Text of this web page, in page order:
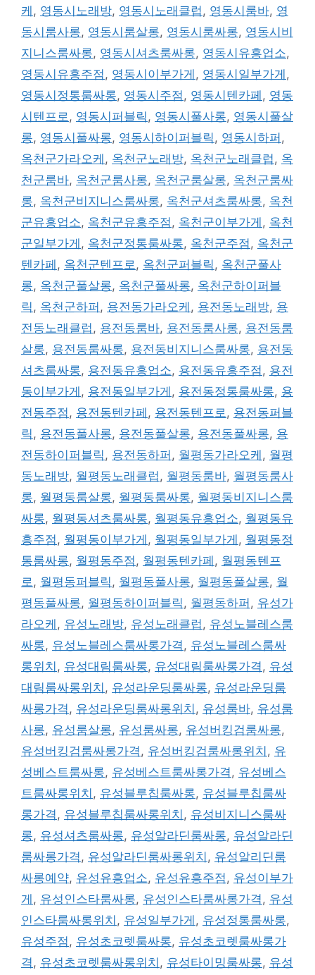
케 , 영동시노래방, 영동시노래클럽 , 영동시룸바, 영
동시룸사롱, 영동시룸살롱, 영동시룸싸롱, 영동시비
지니스룸싸롱, 영동시셔츠룸싸롱, 영동시유흥업소,
영동시유흥주점 , 영동시이부가게 , 영동시일부가게 ,
영동시정통룸싸롱, 영동시주점 , 영동시텐카페 , 영동
시텐프로 , 영동시퍼블릭 , 영동시풀사롱, 영동시풀살
롱, 영동시풀싸롱, 영동시하이퍼블릭 , 영동시하퍼 ,
옥천군가라오케 , 옥천군노래방, 옥천군노래클럽 , 옥
천군룸바, 옥천군룸사롱, 옥천군룸살롱, 옥천군룸싸
롱, 옥천군비지니스룸싸롱, 옥천군셔츠룸싸롱, 옥천
군유흥업소, 옥천군유흥주점 , 옥천군이부가게 , 옥천
군일부가게 , 옥천군정통룸싸롱, 옥천군주점 , 옥천군
텐카페 , 옥천군텐프로 , 옥천군퍼블릭 , 옥천군풀사
롱, 옥천군풀살롱, 옥천군풀싸롱, 옥천군하이퍼블
릭 , 옥천군하퍼 , 용전동가라오케 , 용전동노래방, 용
전동노래클럽 , 용전동룸바, 용전동룸사롱, 용전동룸
살롱, 용전동룸싸롱, 용전동비지니스룸싸롱, 용전동
셔츠룸싸롱, 용전동유흥업소, 용전동유흥주점 , 용전
동이부가게 , 용전동일부가게 , 용전동정통룸싸롱, 용
전동주점 , 용전동텐카페 , 용전동텐프로 , 용전동퍼블
릭 , 용전동풀사롱, 용전동풀살롱, 용전동풀싸롱, 용
전동하이퍼블릭 , 용전동하퍼 , 월평동가라오케 , 월평
동노래방, 월평동노래클럽 , 월평동룸바, 월평동룸사
롱, 월평동룸살롱, 월평동룸싸롱, 월평동비지니스룸
싸롱, 월평동셔츠룸싸롱, 월평동유흥업소, 월평동유
흥주점 , 월평동이부가게 , 월평동일부가게 , 월평동정
통룸싸롱, 월평동주점 , 월평동텐카페 , 월평동텐프
로 , 월평동퍼블릭 , 월평동풀사롱, 월평동풀살롱, 월
평동풀싸롱, 월평동하이퍼블릭 , 월평동하퍼 , 유성가
라오케 , 유성노래방, 유성노래클럽 , 유성노블레스룸
싸롱, 유성노블레스룸싸롱가격 , 유성노블레스룸싸
롱위치 , 유성대림룸싸롱, 유성대림룸싸롱가격 , 유성
대림룸싸롱위치 , 유성라운딩룸싸롱, 유성라운딩룸
싸롱가격 , 유성라운딩룸싸롱위치 , 유성룸바, 유성룸
사롱, 유성룸살롱, 유성룸싸롱, 유성버킹검룸싸롱,
유성버킹검룸싸롱가격 , 유성버킹검룸싸롱위치 , 유
성베스트룸싸롱, 유성베스트룸싸롱가격 , 유성베스
트룸싸롱위치 , 유성블루칩룸싸롱, 유성블루칩룸싸
롱가격 , 유성블루칩룸싸롱위치 , 유성비지니스룸싸
롱, 유성셔츠룸싸롱, 유성알라딘룸싸롱, 유성알라딘
룸싸롱가격 , 유성알라딘룸싸롱위치 , 유성알리딘룸
싸롱예약, 유성유흥업소, 유성유흥주점 , 유성이부가
게 , 유성인스타룸싸롱, 유성인스타룸싸롱가격 , 유성
인스타룸싸롱위치 , 유성일부가게 , 유성정통룸싸롱,
유성주점 , 유성초코렛룸싸롱, 유성초코렛룸싸롱가
격 , 유성초코렛룸싸롱위치 , 유성타이밍룸싸롱, 유성